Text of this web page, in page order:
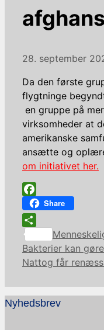
28. september
Da den første
flygtninge
en gruppe på
virksomheder at
amerikanske
ansætte og
om initiativet her.
Facebook
Share
Share
Kategorier
Bakterier kan
Nattog får
Nyhedsbrev